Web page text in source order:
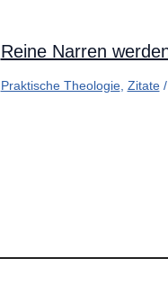
Reine Narren
Praktische Theologie, Zitate/